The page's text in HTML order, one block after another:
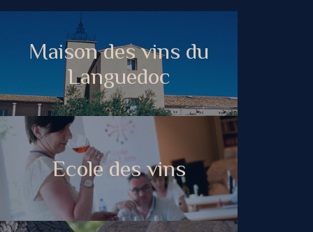
Maison des vins du
Languedoc
Ecole des vins